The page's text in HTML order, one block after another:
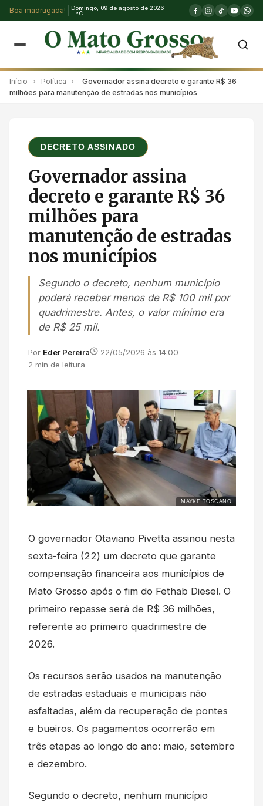
Boa madrugada!
Domingo, 09 de agosto de 2026
--°C
Início › Política ›
Governador assina decreto e garante R$ 36
milhões para manutenção de estradas nos municípios
DECRETO ASSINADO
Governador assina
decreto e garante R$ 36
milhões para
manutenção de estradas
nos municípios
Segundo o decreto, nenhum município
poderá receber menos de R$ 100 mil por
quadrimestre. Antes, o valor mínimo era
de R$ 25 mil.
Por Eder Pereira
22/05/2026 às 14:00
2 min de leitura
MAYKE TOSCANO
O governador Otaviano Pivetta assinou nesta
sexta-feira (22) um decreto que garante
compensação financeira aos municípios de
Mato Grosso após o fim do Fethab Diesel. O
primeiro repasse será de R$ 36 milhões,
referente ao primeiro quadrimestre de
2026.
Os recursos serão usados na manutenção
de estradas estaduais e municipais não
asfaltadas, além da recuperação de pontes
e bueiros. Os pagamentos ocorrerão em
três etapas ao longo do ano: maio, setembro
e dezembro.
Segundo o decreto, nenhum município